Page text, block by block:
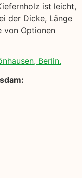
ist leicht,
der Dicke, Länge
von Optionen
Berlin.